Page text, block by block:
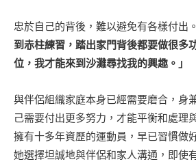
忠於自己的背後，難以避免有各樣付出。
到赤柱練習，踏出家門背後都要做很多
位，我才能來到沙灘尋找我的興趣。」
與伴侶組織家庭本身已經需要磨合，身
己需要付出更多努力，才能平衡和處理
擁有十多年資歷的運動員，早已習慣做
她選擇坦誠地與伴侶和家人溝通，即使